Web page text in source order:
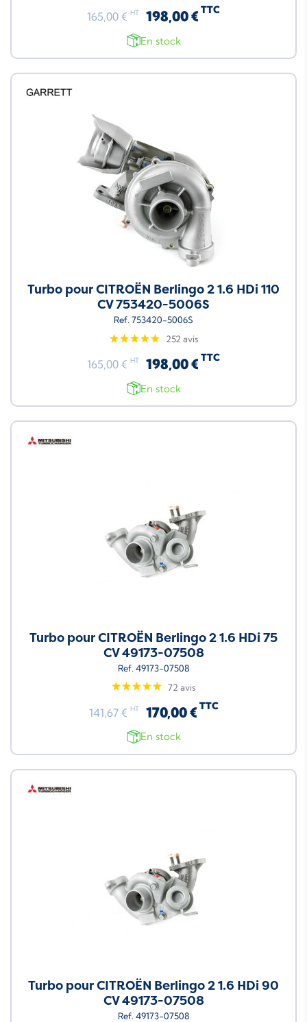
165,00 € HT 198,00 € TTC
En stock
Turbo pour CITROËN Berlingo 2 1.6 HDi 110
CV 753420-5006S
Ref. 753420-5006S
252 avis
165,00 € HT 198,00 € TTC
En stock
Turbo pour CITROËN Berlingo 2 1.6 HDi 75
CV 49173-07508
Ref. 49173-07508
72 avis
141,67 € HT 170,00 € TTC
En stock
Turbo pour CITROËN Berlingo 2 1.6 HDi 90
CV 49173-07508
Ref. 49173-07508